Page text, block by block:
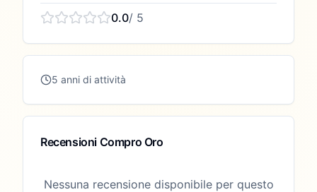
0.0/ 5
5 anni di attività
Recensioni Compro Oro
Nessuna recensione disponibile per questo